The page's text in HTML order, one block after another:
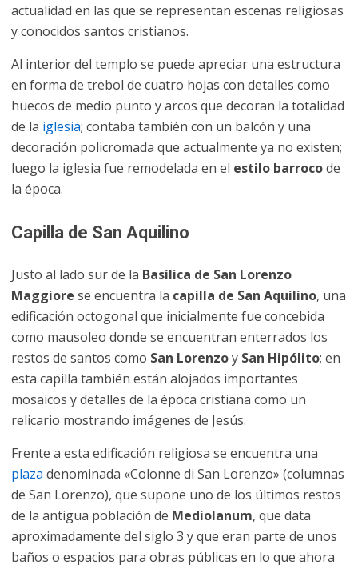
actualidad en las que se representan escenas religiosas
y conocidos santos cristianos.
Al interior del templo se puede apreciar una estructura
en forma de trebol de cuatro hojas con detalles como
huecos de medio punto y arcos que decoran la totalidad
de la iglesia; contaba también con un balcón y una
decoración policromada que actualmente ya no existen;
luego la iglesia fue remodelada en el estilo barrocode
la época.
Capilla de San Aquilino
Justo al lado sur de la Basílica de San Lorenzo
Maggiore se encuentra la capilla de San Aquilino, una
edificación octogonal que inicialmente fue concebida
como mausoleo donde se encuentran enterrados los
restos de santos como San Lorenzoy San Hipólito; en
esta capilla también están alojados importantes
mosaicos y detalles de la época cristiana como un
relicario mostrando imágenes de Jesús.
Frente a esta edificación religiosa se encuentra una
plaza denominada «Colonne di San Lorenzo» (columnas
de San Lorenzo), que supone uno de los últimos restos
de la antigua población de Mediolanum, que data
aproximadamente del siglo 3 y que eran parte de unos
baños o espacios para obras públicas en lo que ahora